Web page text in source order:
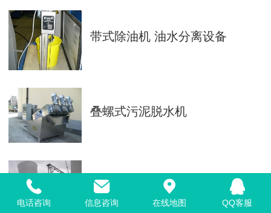
带式除油机 油水分离设备
叠螺式污泥脱水机
乏汽回收、闪蒸汽回收
电话咨询 信息咨询 在线地图 QQ客服